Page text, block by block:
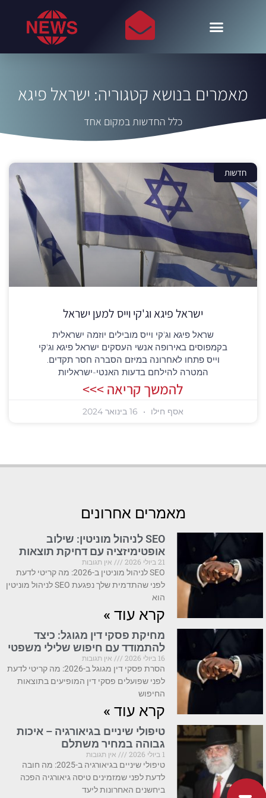
מאמרים בנושא קטגוריה: ישראל פיגא
כלל החדשות במקום אחד
חדשות
ישראל פיגא וג'קי וייס למען ישראל
שראל פיגא וג'קי וייס מובילים יוזמה ישראלית
בקמפוסים באירופה אנשי העסקים ישראל פיגא וג'קי
וייס פתחו לאחרונה במיזם הסברה חסר תקדים.
המטרה להילחם בדעות האנטי-ישראליות
להמשך קריאה >>>
אסף חילו
מאמרים אחרונים
SEO לניהול מוניטין: שילוב
אופטימיזציה עם דחיקת תוצאות
21 ביולי 2026
אין תגובות
SEO לניהול מוניטין ב-2026: מה קריטי לדעת
לפני שהתדמית שלך נפגעת SEO לניהול מוניטין
הוא
קרא עוד »
מחיקת פסקי דין מגוגל: כיצד
להתמודד עם חיפוש שלילי משפטי
16 ביולי 2026
אין תגובות
הסרת פסקי דין מגוגל ב-2026: מה קריטי לדעת
לפני שפועלים פסקי דין המופיעים בתוצאות
החיפוש
קרא עוד »
טיפולי שיניים בגיאורגיה – איכות
גבוהה במחיר משתלם
1 ביולי 2026
אין תגובות
טיפולי שיניים בגיאורגיה ב-2025: מה חובה
לדעת לפני שמזמינים טיסה גיאורגיה הפכה
ביחשנים האחרונות ליעד